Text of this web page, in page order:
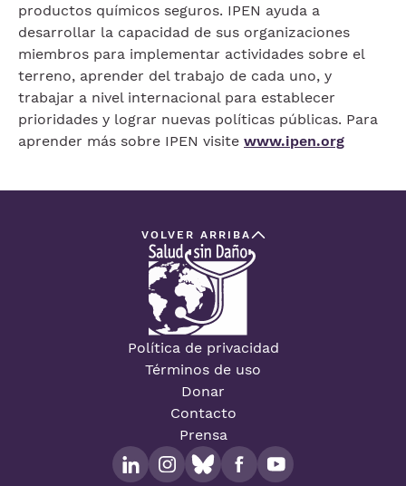
productos químicos seguros. IPEN ayuda a
desarrollar la capacidad de sus organizaciones
miembros para implementar actividades sobre el
terreno, aprender del trabajo de cada uno, y
trabajar a nivel internacional para establecer
prioridades y lograr nuevas políticas públicas. Para
aprender más sobre IPEN visite www.ipen.org
VOLVER ARRIBA
Política de privacidad
Términos de uso
Donar
Contacto
Prensa